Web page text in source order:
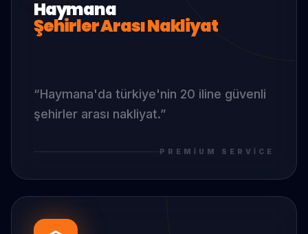
Haymana
Şehirler Arası Nakliyat
“Haymana'da türkiye'nin 20 iline güvenli
şehirler arası nakliyat.”
PREMIUM SERVICE